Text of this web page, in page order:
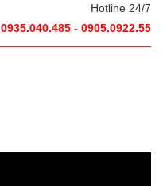
Hotline 24/7
0935.040.485 - 0905.0922.55